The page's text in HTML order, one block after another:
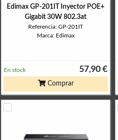
Edimax GP-201IT Inyector POE+
Gigabit 30W 802.3at
Referencia: GP-201IT
Marca: Edimax
57,90 €
En stock
Comprar